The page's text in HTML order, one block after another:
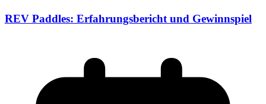
REV Paddles: Erfahrungsbericht und Gewinnspiel